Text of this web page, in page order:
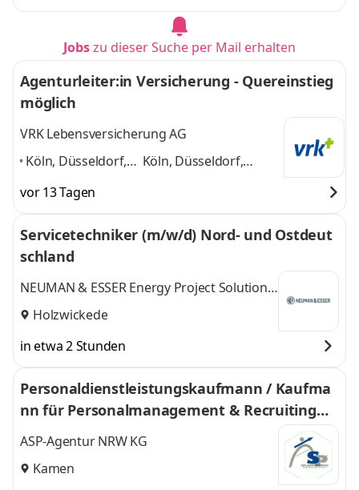
Jobszu dieser Suche per Mail erhalten
Agenturleiter:in Versicherung - Quereinstieg
möglich
VRK Lebensversicherung AG
Köln, Düsseldorf,
Münster/Altenberge,
Bergisch Gladbach,
Köln, Düsseldorf,
Bergisch Gladbachund
4 weitere
vor 13 Tagen
Servicetechniker (m/w/d) Nord- und Ostdeut
schland
NEUMAN & ESSER Energy Project Solutions
GmbH & Co. KG Ein Unternehmen der
Holzwickede
in etwa 2 Stunden
Personaldienstleistungskaufmann / Kaufma
nn für Personalmanagement & Recruiting
(m/w/d)
ASP-Agentur NRW KG
Kamen